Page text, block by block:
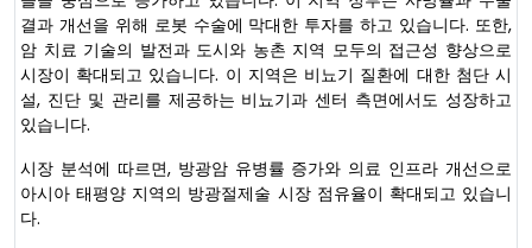
결과 개선을 위해 로봇 수술에 막대한 투자를 하고 있습니다. 또한,
암 치료 기술의 발전과 도시와 농촌 지역 모두의 접근성 향상으로
시장이 확대되고 있습니다. 이 지역은 비뇨기 질환에 대한 첨단 시
설, 진단 및 관리를 제공하는 비뇨기과 센터 측면에서도 성장하고
있습니다.
시장 분석에 따르면, 방광암 유병률 증가와 의료 인프라 개선으로
아시아 태평양 지역의 방광절제술 시장 점유율이 확대되고 있습니
다.